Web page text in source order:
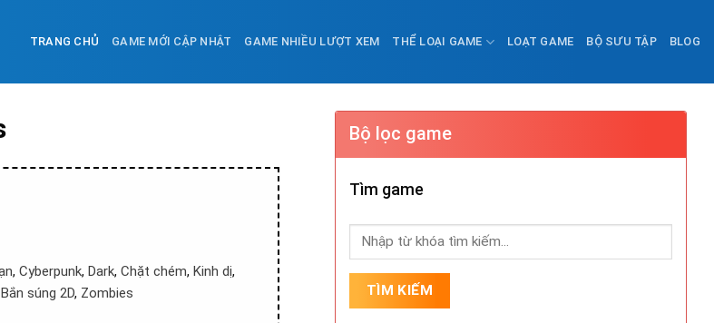
TRANG CHỦ GAME MỚI CẬP NHẬT GAME NHIỀU LƯỢT XEM THỂ LOẠI GAME LOẠT GAME BỘ SƯU TẬP BLOG
, Cyberpunk, Dark, Chặt chém, Kinh dị,
Bắn súng 2D, Zombies
Bộ lọc game
Tìm game